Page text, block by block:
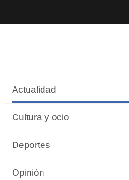
Actualidad
Cultura y ocio
Deportes
Opinión